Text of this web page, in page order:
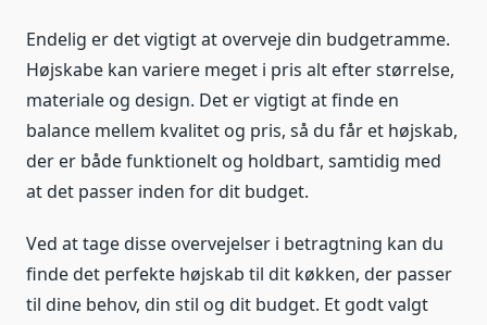
Endelig er det vigtigt at overveje din budgetramme.
Højskabe kan variere meget i pris alt efter størrelse,
materiale og design. Det er vigtigt at finde en
balance mellem kvalitet og pris, så du får et højskab,
der er både funktionelt og holdbart, samtidig med
at det passer inden for dit budget.
Ved at tage disse overvejelser i betragtning kan du
finde det perfekte højskab til dit køkken, der passer
til dine behov, din stil og dit budget. Et godt valgt